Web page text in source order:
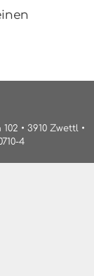
• 3910 Zwettl •
4